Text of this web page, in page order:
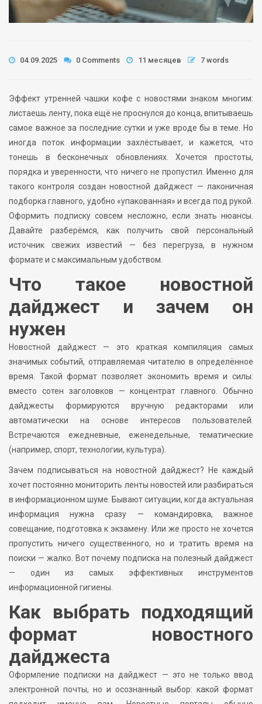
04.09.2025 0 Comments 11 месяцев 7 words
Эффект утренней чашки кофе с новостями знаком многим:
листаешь ленту, пока ещё не проснулся до конца, впитываешь
самое важное за последние сутки и уже вроде бы в теме. Но
иногда поток информации захлёстывает, и кажется, что
тонешь в бесконечных обновлениях. Хочется простоты,
порядка и уверенности, что ничего не пропустил. Именно для
такого контроля создан новостной дайджест — лаконичная
подборка главного, удобно «упакованная» и всегда под рукой.
Оформить подписку совсем несложно, если знать нюансы.
Давайте разберёмся, как получить свой персональный
источник свежих известий — без перегруза, в нужном
формате и с максимальным удобством.
Что такое новостной
дайджест и зачем он
нужен
Новостной дайджест — это краткая компиляция самых
значимых событий, отправляемая читателю в определённое
время. Такой формат позволяет экономить время и силы:
вместо сотен заголовков — концентрат главного. Обычно
дайджесты формируются вручную редакторами или
автоматически на основе интересов пользователей.
Встречаются ежедневные, еженедельные, тематические
(например, спорт, технологии, культура).
Зачем подписываться на новостной дайджест? Не каждый
хочет постоянно мониторить ленты новостей или разбираться
в информационном шуме. Бывают ситуации, когда актуальная
информация нужна сразу — командировка, важное
совещание, подготовка к экзамену. Или же просто не хочется
пропустить ничего существенного, но и тратить время на
поиски — жалко. Вот почему подписка на полезный дайджест
— один из самых эффективных инструментов
информационной гигиены.
Как выбрать подходящий
формат новостного
дайджеста
Оформление подписки на дайджест — это не только ввод
электронной почты, но и осознанный выбор: какой формат